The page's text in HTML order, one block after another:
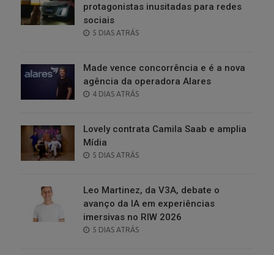
protagonistas inusitadas para redes
sociais
POSTED
5 DIAS ATRÁS
Made vence concorrência e é a nova
agência da operadora Alares
POSTED
4 DIAS ATRÁS
Lovely contrata Camila Saab e amplia
Mídia
POSTED
5 DIAS ATRÁS
Leo Martinez, da V3A, debate o
avanço da IA em experiências
imersivas no RIW 2026
POSTED
5 DIAS ATRÁS